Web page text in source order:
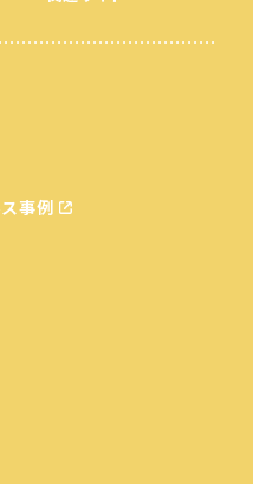
事例